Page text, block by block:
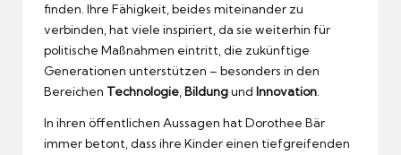
finden. Ihre Fähigkeit, beides miteinander zu
verbinden, hat viele inspiriert, da sie weiterhin für
politische Maßnahmen eintritt, die zukünftige
Generationen unterstützen – besonders in den
Bereichen Technologie Bildungund Innovation
In ihren öffentlichen Aussagen hat Dorothee Bär
immer betont, dass ihre Kinder einen tiefgreifenden